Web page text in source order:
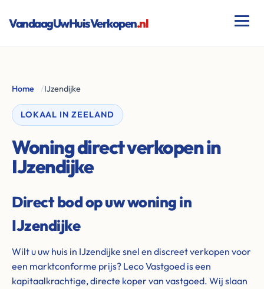
VandaagUwHuisVerkopen.nl
Home /IJzendijke
LOKAAL IN ZEELAND
Woning direct verkopen in
IJzendijke
Direct bod op uw woning in
IJzendijke
Wilt u uw huis in IJzendijke snel en discreet verkopen voor
een marktconforme prijs? Leco Vastgoed is een
kapitaalkrachtige, directe koper van vastgoed. Wij slaan